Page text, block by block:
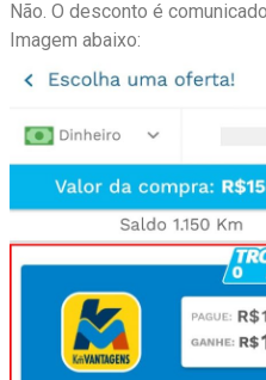
Não. O desconto é
Imagem abaixo: